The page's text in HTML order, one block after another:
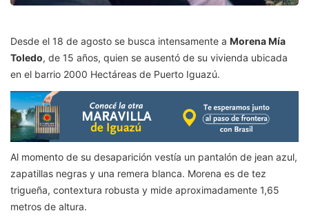
Desde el 18 de agosto se busca intensamente a Morena Mía
Toledo, de 15 años, quien se ausentó de su vivienda ubicada
en el barrio 2000 Hectáreas de Puerto Iguazú.
Al momento de su desaparición vestía un pantalón de jean azul,
zapatillas negras y una remera blanca. Morena es de tez
trigueña, contextura robusta y mide aproximadamente 1,65
metros de altura.